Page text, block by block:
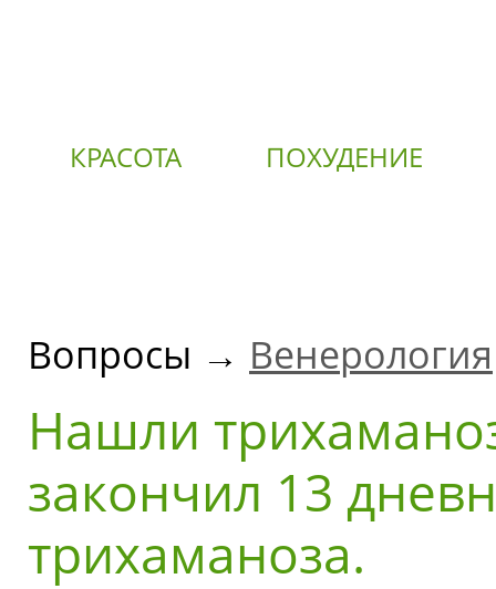
КРАСОТА ПОХУДЕНИЕ
Вопросы → Венерология
Нашли
закончил 13
трихаманоза.